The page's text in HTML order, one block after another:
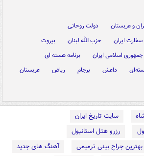
و عربستان
دولت روحانی
سفارت ایران حزب الله لبنان
بیروت
جمهوری اسلامی ایران
برنامه هسته ای
داعش برجام ریاض
عربستان
سایت تاریخ ایران
رزرو هتل استانبول
بهترین جراح بینی ترمیمی
آهنگ های جدید